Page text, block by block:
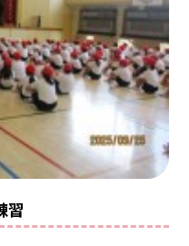
習